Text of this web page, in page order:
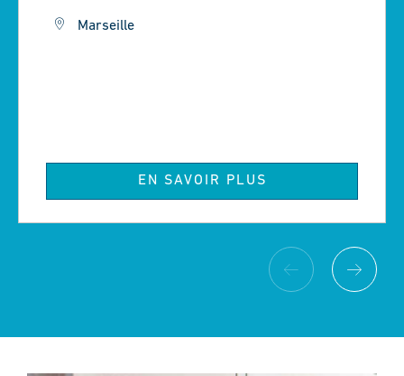
Marseille
EN SAVOIR PLUS